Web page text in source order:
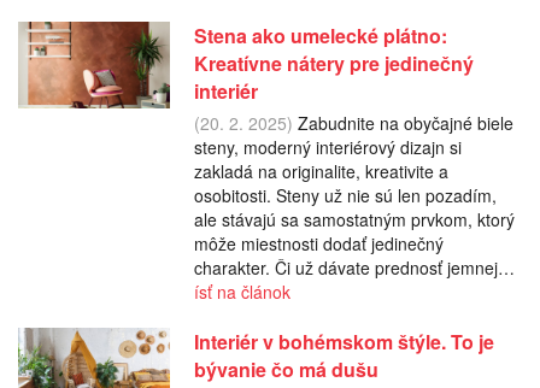
Stena ako umelecké plátno:
Kreatívne nátery pre jedinečný
interiér
(20. 2. 2025) Zabudnite na obyčajné biele
steny, moderný interiérový dizajn si
zakladá na originalite, kreativite a
osobitosti. Steny už nie sú len pozadím,
ale stávajú sa samostatným prvkom, ktorý
môže miestnosti dodať jedinečný
charakter. Či už dávate prednosť jemnej…
ísť na článok
Interiér v bohémskom štýle. To je
bývanie čo má dušu